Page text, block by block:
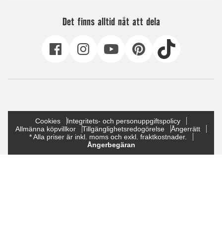
Det finns alltid nåt att dela
Cookies
Integritets- och personuppgiftspolicy
Allmänna köpvillkor
Tillgänglighetsredogörelse
Ångerrätt
* Alla priser är inkl. moms och exkl. fraktkostnader.
Ångerbegäran